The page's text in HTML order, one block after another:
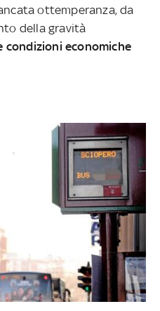
ottemperanza, da
della gravità
condizioni economiche